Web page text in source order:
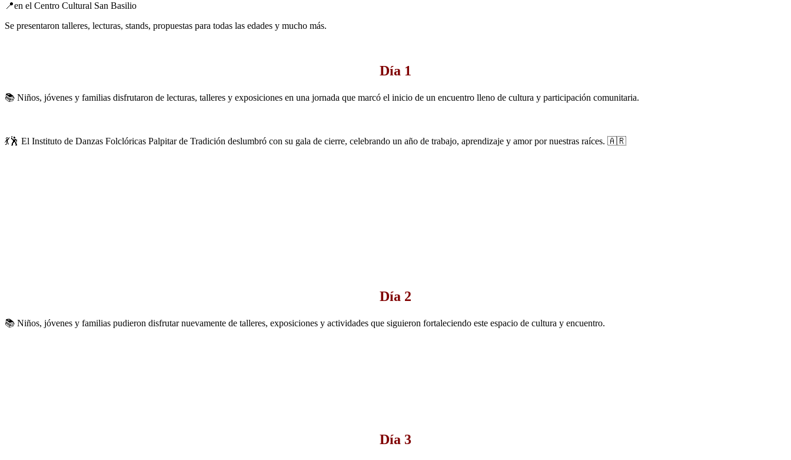
📍en el Centro Cultural San Basilio
Se presentaron talleres, lecturas, stands, propuestas para todas las edades y mucho más.
Día 1
📚 Niños, jóvenes y familias disfrutaron de lecturas, talleres y exposiciones en una jornada que marcó el inicio de un encuentro lleno de cultura y participación comunitaria.
💃🕺 El Instituto de Danzas Folclóricas Palpitar de Tradición deslumbró con su gala de cierre, celebrando un año de trabajo, aprendizaje y amor por nuestras raíces. 🇦🇷
Día 2
📚 Niños, jóvenes y familias pudieron disfrutar nuevamente de talleres, exposiciones y actividades que siguieron fortaleciendo este espacio de cultura y encuentro.
Día 3